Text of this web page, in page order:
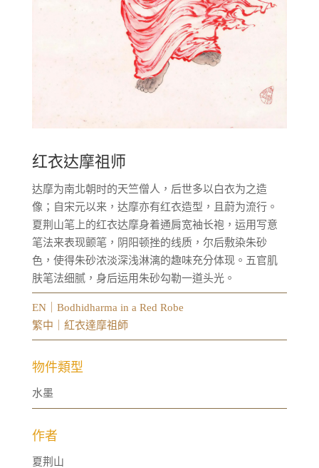
红衣达摩祖师
达摩为南北朝时的天竺僧人，后世多以白衣为之造
像；自宋元以来，达摩亦有红衣造型，且蔚为流行。
夏荆山笔上的红衣达摩身着通肩宽袖长袍，运用写意
笔法来表现颤笔，阴阳顿挫的线质，尔后敷染朱砂
色，使得朱砂浓淡深浅淋漓的趣味充分体现。五官肌
肤笔法细腻，身后运用朱砂勾勒一道头光。
EN｜Bodhidharma in a Red Robe
繁中｜紅衣達摩祖師
物件類型
水墨
作者
夏荆山